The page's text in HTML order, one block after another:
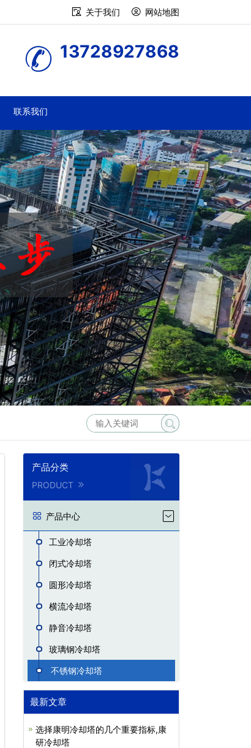
关于我们 网站地图
13728927868
联系我们
产品分类
PRODUCT
产品中心
工业冷却塔
闭式冷却塔
圆形冷却塔
横流冷却塔
静音冷却塔
玻璃钢冷却塔
不锈钢冷却塔
最新文章
选择康明冷却塔的几个重要指标,康
研冷却塔